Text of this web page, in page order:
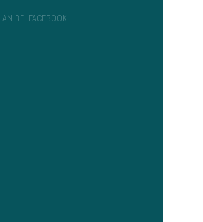
BEI FACEBOOK